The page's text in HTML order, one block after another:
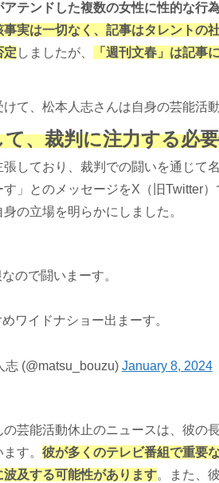
アテンドした複数の女性に性的な行
実は一切なく、記事はタレントの
定 しましたが、 「週刊文春」は記事
けて、松本人志さんは自身の芸能活
て、裁判に注力する必
張しており、裁判での闘いを通じて
」とのメッセージをX（旧Twitter
の立場を明らかにしました。
ので闘いまーす。
ワイドナショー出まーす。
(@matsu_bouzu) January 8, 2024
芸能活動休止のニュースは、彼の
す。 彼が多くのテレビ番組で重要
波及する可能性があります。また、